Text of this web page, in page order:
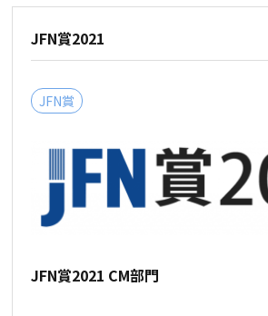
JFN賞2021
JFN賞
JFN賞2021 CM部門